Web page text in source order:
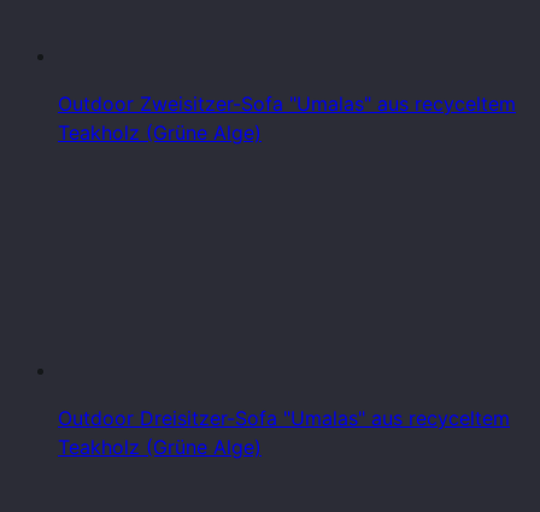
Outdoor Zweisitzer-Sofa "Umalas" aus recyceltem
Teakholz (Grüne Alge)
Outdoor Dreisitzer-Sofa "Umalas" aus recyceltem
Teakholz (Grüne Alge)